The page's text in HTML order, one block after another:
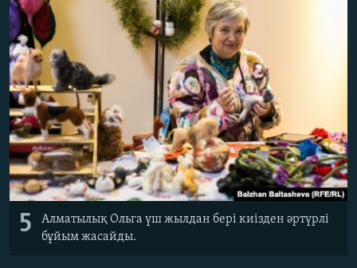
5
Алматылық Ольга үш жылдан бері киізден әртүрлі
бұйым жасайды.